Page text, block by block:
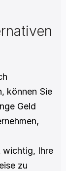
können Sie
Geld
wichtig, Ihre
zu